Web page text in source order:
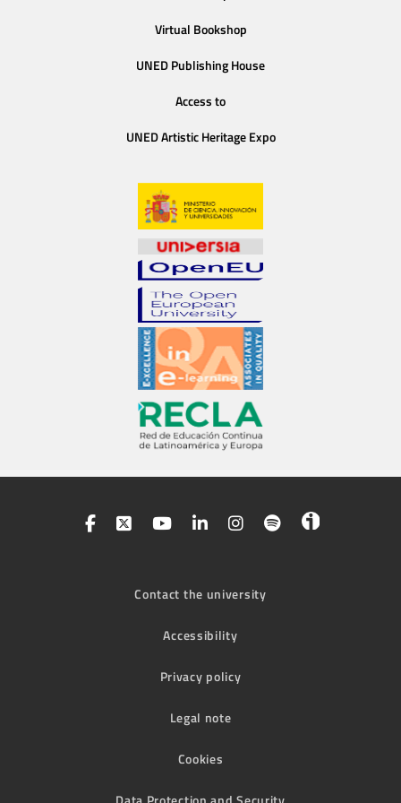
Virtual Bookshop
UNED Publishing House
Access to
UNED Artistic Heritage Expo
Contact the university
Accessibility
Privacy policy
Legal note
Cookies